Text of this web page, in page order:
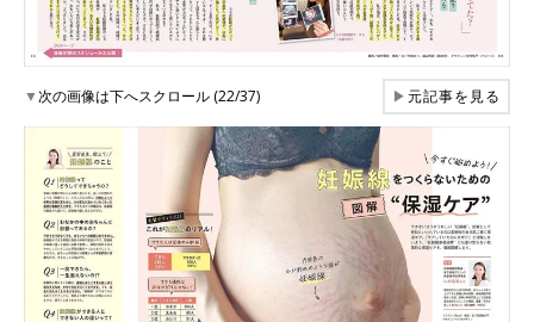
▼次の画像は下へスクロール (22/37) ▶元記事を見る